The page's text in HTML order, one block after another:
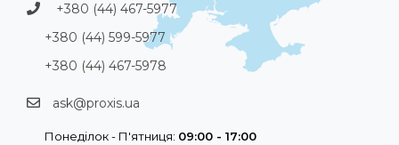
+380 (44) 467-5977
+380 (44) 599-5977
+380 (44) 467-5978
ask@proxis.ua
Понеділок - П'ятниця: 09:00 - 17:00